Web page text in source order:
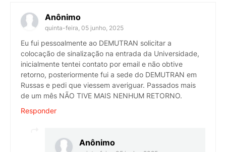
Anônimo
quinta-feira, 05 junho, 2025
Eu fui pessoalmente ao DEMUTRAN solicitar a
colocação de sinalização na entrada da Universidade,
inicialmente tentei contato por email e não obtive
retorno, posteriormente fui a sede do DEMUTRAN em
Russas e pedi que viessem averiguar. Passados mais
de um mês NÃO TIVE MAIS NENHUM RETORNO.
Responder
Anônimo